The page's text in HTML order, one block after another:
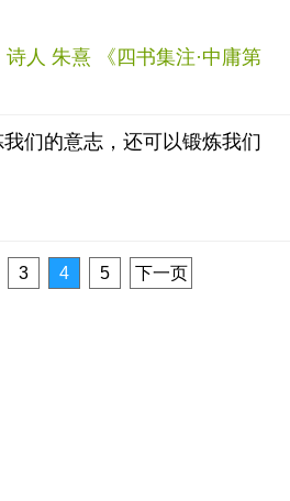
人 朱熹 《四书集注·中庸第
们的意志，还可以锻炼我们
3 4 5 下一页